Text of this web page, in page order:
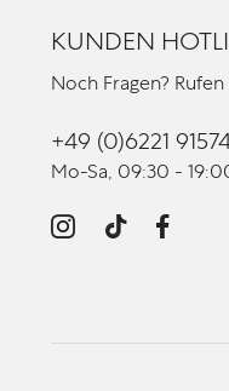
KUNDEN
Noch Fragen?
+49 (0)6221
Mo-Sa, 09:30 -